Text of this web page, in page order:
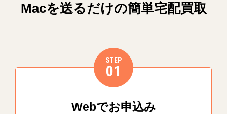
Macを送るだけの簡単宅配買取
STEP
01
Webでお申込み